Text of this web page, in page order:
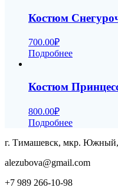
Костюм
700.00₽
Подробнее
Костюм
800.00₽
Подробнее
г. Тимашевск, мкр. Южный,
alezubova@gmail.com
+7 989 266-10-98